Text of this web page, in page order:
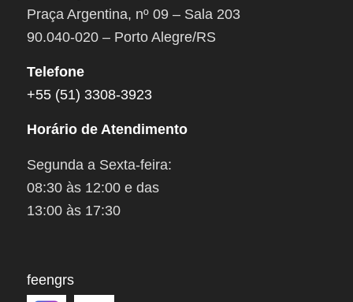
Praça Argentina, nº 09 – Sala 203
90.040-020 – Porto Alegre/RS
Telefone
+55 (51) 3308-3923
Horário de Atendimento
Segunda a Sexta-feira:
08:30 às 12:00 e das
13:00 às 17:30
feengrs